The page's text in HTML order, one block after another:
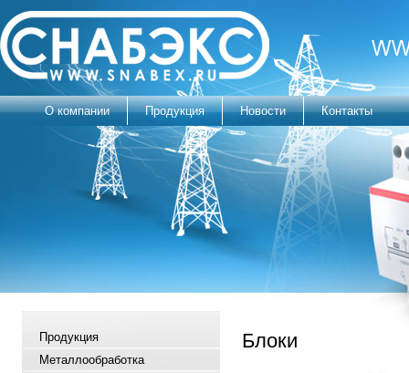
О компании Продукция Новости Контакты
Блоки
Продукция
Металлообработка